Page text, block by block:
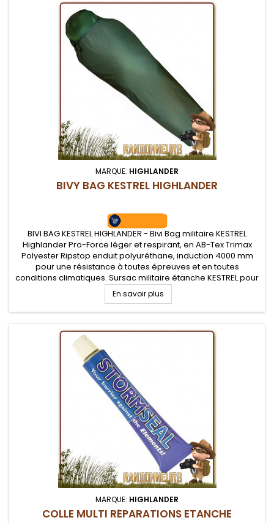
MARQUE: HIGHLANDER
BIVY BAG KESTREL HIGHLANDER
BIVI BAG KESTREL HIGHLANDER - Bivi Bag militaire KESTREL
Highlander Pro-Force léger et respirant, en AB-Tex Trimax
Polyester Ripstop enduit polyuréthane, induction 4000 mm
pour une résistance à toutes épreuves et en toutes
conditions climatiques. Sursac militaire étanche KESTREL pour
vos bivouacs bushcraft, militaire et airsoft dans la verte.
En savoir plus
MARQUE: HIGHLANDER
COLLE MULTI RÉPARATIONS ETANCHE